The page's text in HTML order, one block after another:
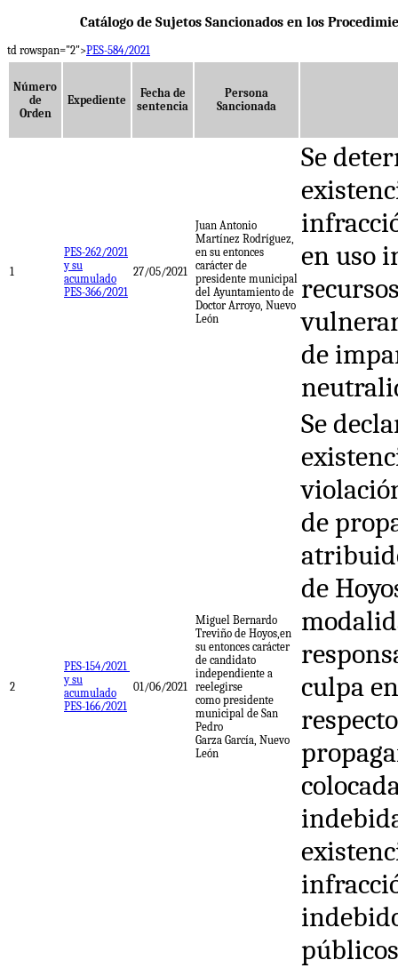
Catálogo de Sujetos Sancionados en los
td rowspan="2">PES-584/2021
Número
de
Orden
Expediente
Fecha de
sentencia
Persona
Sancionada
1
PES-262/2021
y su
acumulado
PES-366/2021
27/05/2021
Juan Antonio
Martínez Rodríguez,
en su entonces
carácter de
presidente municipal
del Ayuntamiento de
Doctor Arroyo, Nuevo
León
Se
en uso
de
2
PES-154/2021
y su
acumulado
PES-166/2021
01/06/2021
Miguel Bernardo
Treviño de Hoyos,en
su entonces carácter
de candidato
independiente a
reelegirse
como presidente
municipal de San
Pedro
Garza García, Nuevo
León
Se
de
de
culpa